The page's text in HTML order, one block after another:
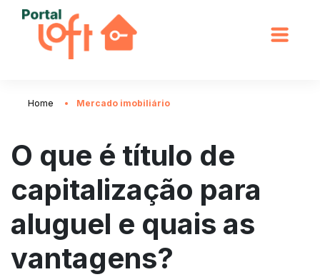
Home Mercado imobiliário
O que é título de
capitalização para
aluguel e quais as
vantagens?